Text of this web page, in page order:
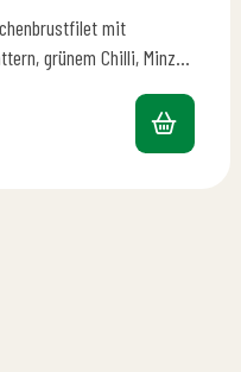
mit
grünem Chilli, Minze
dazu Reis und Salat